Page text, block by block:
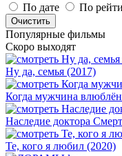
По дате
По
Популярные фильмы
Скоро выходят
Ну да, семья (2017)
Когда мужчина
Наследие доктора
Те, кого я любил (2020)